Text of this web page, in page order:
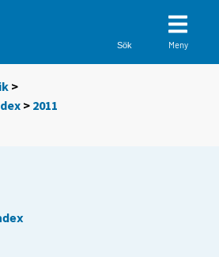
Sök Meny
>
> 2011